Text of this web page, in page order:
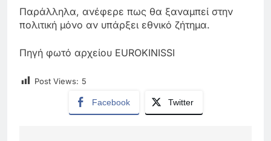
Παράλληλα, ανέφερε πως θα ξαναμπεί στην
πολιτική μόνο αν υπάρξει εθνικό ζήτημα.
Πηγή φωτό αρχείου EUROKINISSI
Post Views: 5
Facebook Twitter